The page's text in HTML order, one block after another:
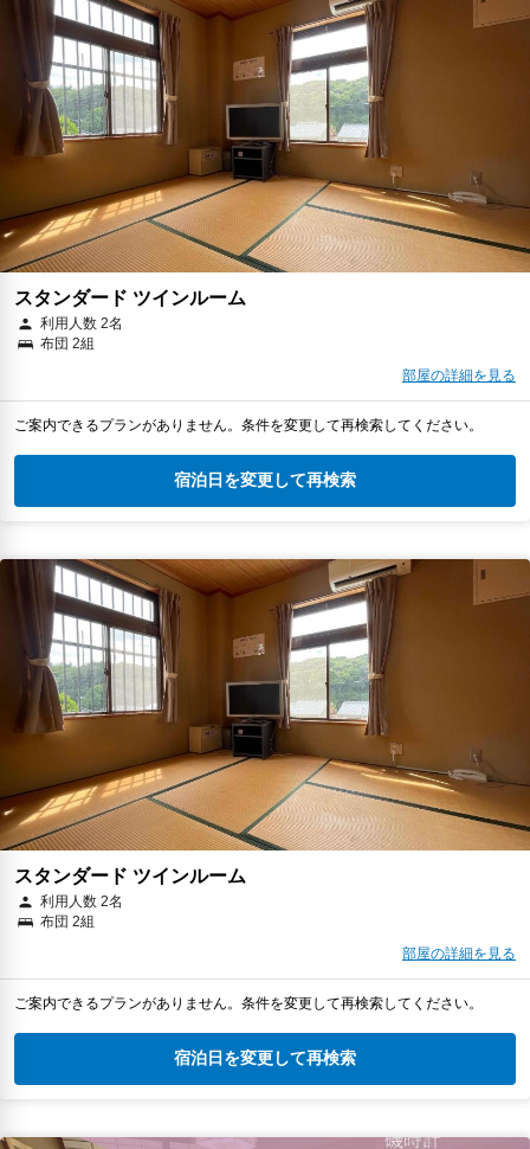
スタンダード ツインルーム
利用人数 2名
布団 2組
部屋の詳細を見る
ご案内できるプランがありません。条件を変更して再検索してください。
宿泊日を変更して再検索
スタンダード ツインルーム
利用人数 2名
布団 2組
部屋の詳細を見る
ご案内できるプランがありません。条件を変更して再検索してください。
宿泊日を変更して再検索